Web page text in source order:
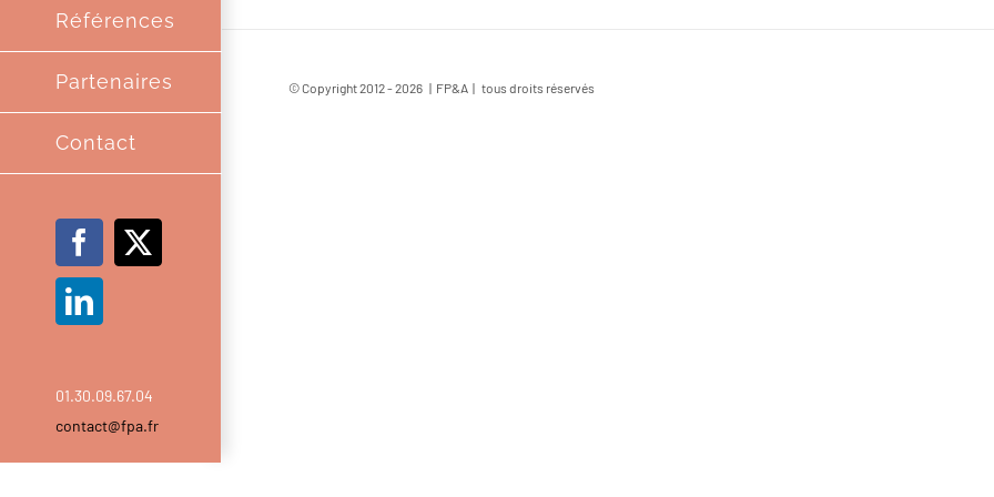
Références
Partenaires
Contact
Facebook
X
LinkedIn
01.30.09.67.04
contact@fpa.fr
© Copyright 2012 -2026 | FP&A | tous droits réservés